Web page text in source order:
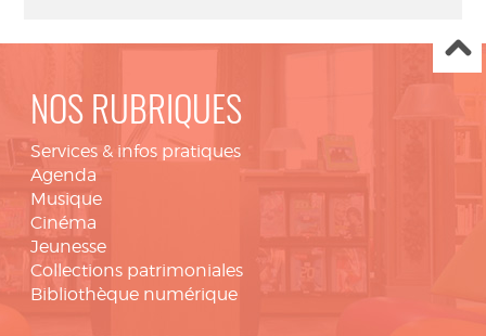
NOS RUBRIQUES
Services & infos pratiques
Agenda
Musique
Cinéma
Jeunesse
Collections patrimoniales
Bibliothèque numérique